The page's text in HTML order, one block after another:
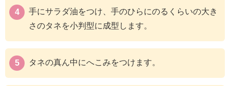
手にサラダ油をつけ、手のひらにのるくらいの大き
さのタネを小判型に成型します。
タネの真ん中にへこみをつけます。